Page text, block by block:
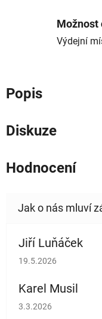
Možnost
Výdejní
Popis
Diskuze
Hodnocení
Jiří Luňáček
Hodnocení
19.5.2026
Karel Musil
Hodnocení
3.3.2026